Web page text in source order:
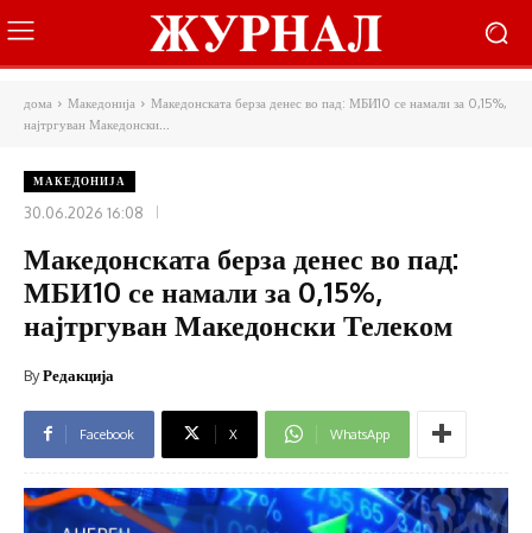
дома Македонија
Македонската берза денес во пад: МБИ10 се намали за 0,15%,
најтргуван Македонски...
МАКЕДОНИЈА
30.06.2026 16:08
Македонската берза денес во пад:
МБИ10 се намали за 0,15%,
најтргуван Македонски Телеком
ByРедакција
Facebook X WhatsApp